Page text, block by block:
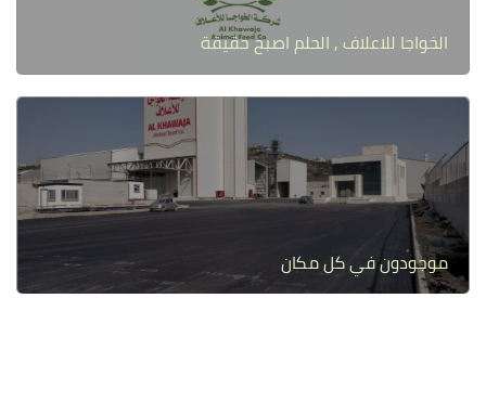
الخواجا للاعلاف , الحلم اصبح حقيقة
موجودون في كل مكان